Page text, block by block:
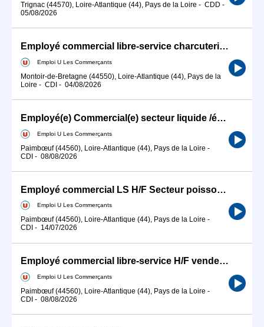
Trignac (44570), Loire-Atlantique (44), Pays de la Loire - CDD -
05/08/2026
Employé commercial libre-service charcuterie H/F EN CDI
Emploi U Les Commerçants
Montoir-de-Bretagne (44550), Loire-Atlantique (44), Pays de la
Loire - CDI - 04/08/2026
Employé(e) Commercial(e) secteur liquide /épicerie
Emploi U Les Commerçants
Paimbœuf (44560), Loire-Atlantique (44), Pays de la Loire -
CDI - 08/08/2026
Employé commercial LS H/F Secteur poisson /hôte(sse) de caisse
Emploi U Les Commerçants
Paimbœuf (44560), Loire-Atlantique (44), Pays de la Loire -
CDI - 14/07/2026
Employé commercial libre-service H/F vendeur(euse) CHARCUTERIE traiteur fromage
Emploi U Les Commerçants
Paimbœuf (44560), Loire-Atlantique (44), Pays de la Loire -
CDI - 08/08/2026